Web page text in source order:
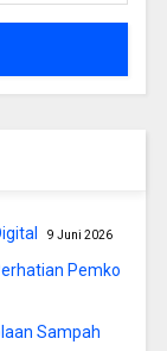
9 Juni 2026
Pemko
Sampah